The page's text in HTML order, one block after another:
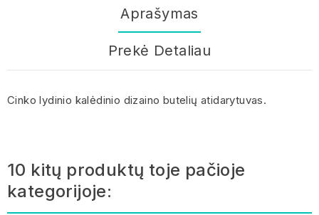
Aprašymas
Prekė Detaliau
Cinko lydinio kalėdinio dizaino butelių atidarytuvas.
10 kitų produktų toje pačioje
kategorijoje: